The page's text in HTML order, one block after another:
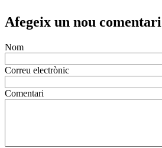
Afegeix un nou comentari
Nom
Correu electrònic
Comentari